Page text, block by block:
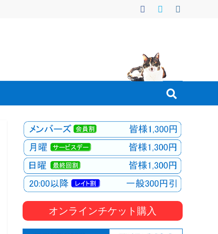
オンラインチケット購入